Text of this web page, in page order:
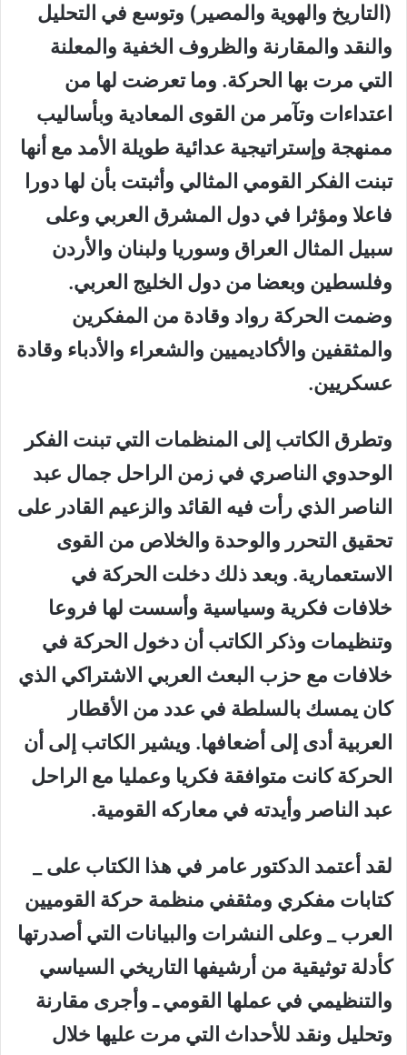
(التاريخ والهوية والمصير) وتوسع في التحليل
والنقد والمقارنة والظروف الخفية والمعلنة
التي مرت بها الحركة. وما تعرضت لها من
اعتداءات وتآمر من القوى المعادية وبأساليب
ممنهجة وإستراتيجية عدائية طويلة الأمد مع أنها
تبنت الفكر القومي المثالي وأثبتت بأن لها دورا
فاعلا ومؤثرا في دول المشرق العربي وعلى
سبيل المثال العراق وسوريا ولبنان والأردن
وفلسطين وبعضا من دول الخليج العربي.
وضمت الحركة رواد وقادة من المفكرين
والمثقفين والأكاديميين والشعراء والأدباء وقادة
عسكريين.
وتطرق الكاتب إلى المنظمات التي تبنت الفكر
الوحدوي الناصري في زمن الراحل جمال عبد
الناصر الذي رأت فيه القائد والزعيم القادر على
تحقيق التحرر والوحدة والخلاص من القوى
الاستعمارية. وبعد ذلك دخلت الحركة في
خلافات فكرية وسياسية وأسست لها فروعا
وتنظيمات وذكر الكاتب أن دخول الحركة في
خلافات مع حزب البعث العربي الاشتراكي الذي
كان يمسك بالسلطة في عدد من الأقطار
العربية أدى إلى أضعافها. ويشير الكاتب إلى أن
الحركة كانت متوافقة فكريا وعمليا مع الراحل
عبد الناصر وأيدته في معاركه القومية.
لقد أعتمد الدكتور عامر في هذا الكتاب على _
كتابات مفكري ومثقفي منظمة حركة القوميين
العرب _ وعلى النشرات والبيانات التي أصدرتها
كأدلة توثيقية من أرشيفها التاريخي السياسي
والتنظيمي في عملها القومي ـ وأجرى مقارنة
وتحليل ونقد للأحداث التي مرت عليها خلال